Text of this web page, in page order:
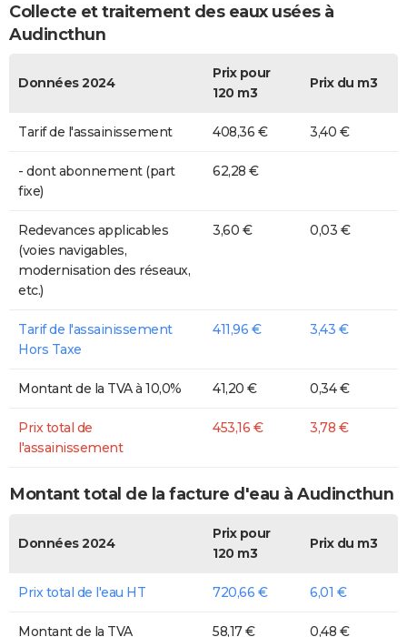
Collecte et traitement des eaux usées à
Audincthun
Données 2024
Prix pour
120 m3
Prix du m3
Tarif de l'assainissement 408,36 € 3,40 €
- dont abonnement (part
fixe)
62,28 €
Redevances applicables
(voies navigables,
modernisation des réseaux,
etc.)
3,60 € 0,03 €
Tarif de l'assainissement
Hors Taxe
411,96 € 3,43 €
Montant de la TVA à 10,0% 41,20 € 0,34 €
Prix total de
l'assainissement
453,16 € 3,78 €
Montant total de la facture d'eau à Audincthun
Données 2024
Prix pour
120 m3
Prix du m3
Prix total de l'eau HT 720,66 € 6,01 €
Montant de la TVA 58,17 € 0,48 €